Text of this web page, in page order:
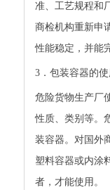
准、工艺规程和
商检机构重新申
性能稳定，并能
3．包装容器的
危险货物生产厂
性质、类别等。
装容器。对国外
塑料容器或内涂
者，才能使用。